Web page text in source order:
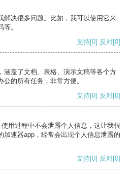
解决很多问题。比如，我可以使用它来
。
支持[0] 反对[0]
涵盖了文档、表格、演示文稿等各个方
的所有任务，非常方便。
支持[0] 反对[0]
用过程中不会泄露个人信息，这让我很
加速器app，经常会出现个人信息泄露的
支持[0] 反对[0]